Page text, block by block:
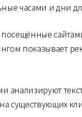
часами и дни
посещённые
показывает
анализируют
существующих